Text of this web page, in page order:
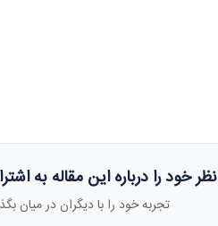
نظر خود را درباره این مقاله به
تجربه خود را با دیگران در میان